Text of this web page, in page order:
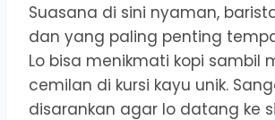
Suasana di sini nyaman,
dan yang paling penting
Lo bisa menikmati kopi sambil
cemilan di kursi kayu unik.
disarankan agar lo datang ke